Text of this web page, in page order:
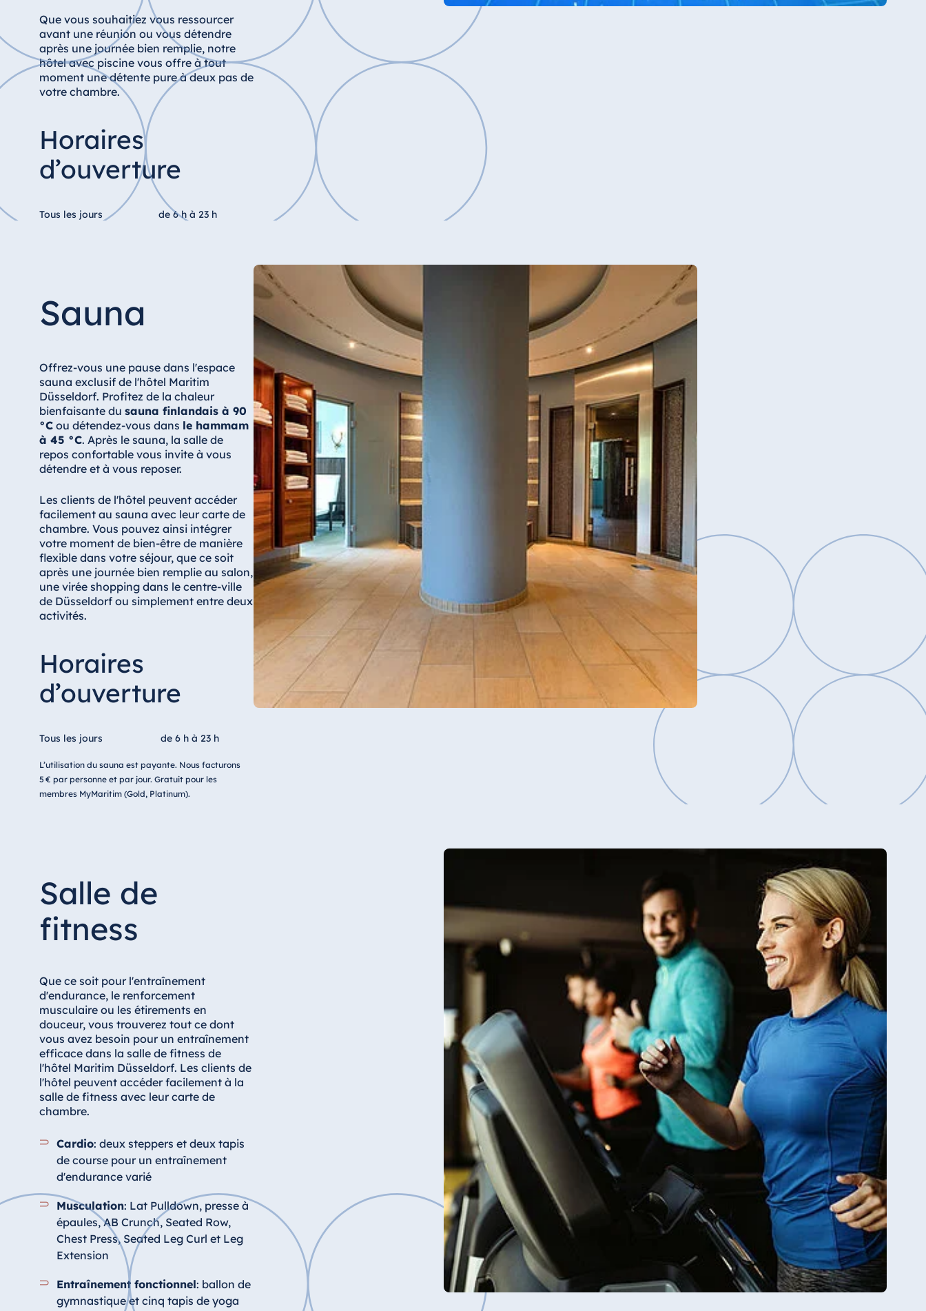
Resort Marina Bay
Bulgarie
Hotel Paradise Blue Albena
Hotel Amelia
Chine
Hotel Taicang Garden
Resort Calabria
Malte
Antonine Hotel & Spa Malta
Maurice
Que vous souhaitiez vous ressourcer
avant une réunion ou vous détendre
après une journée bien remplie, notre
hôtel avec piscine vous offre à tout
moment une détente pure à deux pas de
votre chambre.
Horaires
d’ouverture
Tous les jours de 6 h à 23 h
Sauna
Offrez-vous une pause dans l'espace
sauna exclusif de l'hôtel Maritim
Düsseldorf. Profitez de la chaleur
bienfaisante du sauna finlandais à 90
°Cou détendez-vous dans le hammam
à 45 °C. Après le sauna, la salle de
repos confortable vous invite à vous
détendre et à vous reposer.
Les clients de l'hôtel peuvent accéder
facilement au sauna avec leur carte de
chambre. Vous pouvez ainsi intégrer
votre moment de bien-être de manière
flexible dans votre séjour, que ce soit
après une journée bien remplie au salon,
une virée shopping dans le centre-ville
de Düsseldorf ou simplement entre deux
activités.
Horaires
d’ouverture
Tous les jours de 6 h à 23 h
L’utilisation du sauna est payante. Nous facturons
5 € par personne et par jour. Gratuit pour les
membres MyMaritim (Gold, Platinum).
Salle de
fitness
Que ce soit pour l'entraînement
d'endurance, le renforcement
musculaire ou les étirements en
douceur, vous trouverez tout ce dont
vous avez besoin pour un entraînement
efficace dans la salle de fitness de
l'hôtel Maritim Düsseldorf. Les clients de
l'hôtel peuvent accéder facilement à la
salle de fitness avec leur carte de
chambre.
Cardio: deux steppers et deux tapis
de course pour un entraînement
d'endurance varié
Musculation: Lat Pulldown, presse à
épaules, AB Crunch, Seated Row,
Chest Press, Seated Leg Curl et Leg
Extension
Entraînement fonctionnel: ballon de
gymnastique et cinq tapis de yoga